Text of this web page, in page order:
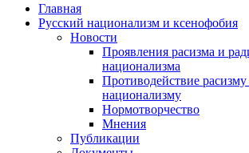
Главная
Русский национализм и ксенофобия
Новости
Проявления расизма и
национализма
Противодействие
национализму
Нормотворчество
Мнения
Публикации